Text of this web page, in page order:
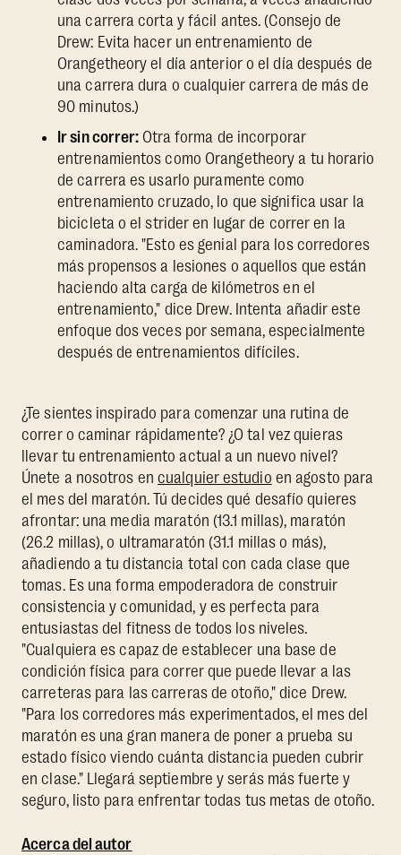
una carrera corta y fácil antes. (Consejo de
Drew: Evita hacer un entrenamiento de
Orangetheory el día anterior o el día después de
una carrera dura o cualquier carrera de más de
90 minutos.)
Ir sin correr: Otra forma de incorporar
entrenamientos como Orangetheory a tu horario
de carrera es usarlo puramente como
entrenamiento cruzado, lo que significa usar la
bicicleta o el strider en lugar de correr en la
caminadora. "Esto es genial para los corredores
más propensos a lesiones o aquellos que están
haciendo alta carga de kilómetros en el
entrenamiento," dice Drew. Intenta añadir este
enfoque dos veces por semana, especialmente
después de entrenamientos difíciles.
¿Te sientes inspirado para comenzar una rutina de
correr o caminar rápidamente? ¿O tal vez quieras
llevar tu entrenamiento actual a un nuevo nivel?
Únete a nosotros en cualquier estudio en agosto para
el mes del maratón. Tú decides qué desafío quieres
afrontar: una media maratón (13.1 millas), maratón
(26.2 millas), o ultramaratón (31.1 millas o más),
añadiendo a tu distancia total con cada clase que
tomas. Es una forma empoderadora de construir
consistencia y comunidad, y es perfecta para
entusiastas del fitness de todos los niveles.
"Cualquiera es capaz de establecer una base de
condición física para correr que puede llevar a las
carreteras para las carreras de otoño," dice Drew.
"Para los corredores más experimentados, el mes del
maratón es una gran manera de poner a prueba su
estado físico viendo cuánta distancia pueden cubrir
en clase." Llegará septiembre y serás más fuerte y
seguro, listo para enfrentar todas tus metas de otoño.
Acerca del autor